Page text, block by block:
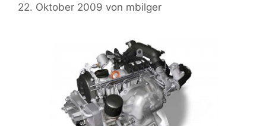
22. Oktober 2009 von mbilger